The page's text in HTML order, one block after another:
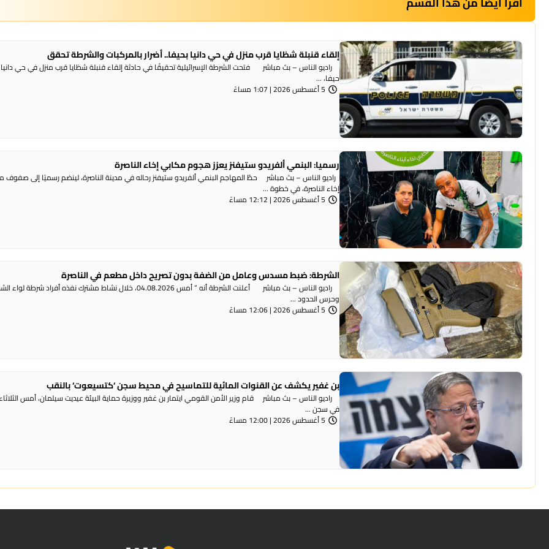
إلقاء قنبلة شظايا قرب منزل في حي دانيا بحيفا.. أضرار بالمركبات والشرطة تحقق
راديو الناس – بث مباشر فتحت الشرطة الإسرائيلية تحقيقًا في حادثة إلقاء قنبلة شظايا قرب منزل في حي دانيا
حيفا، ...
5 أغسطس 2026 | 1:07 مساءً
رسميا: البنمي ألفريدو ستيفنز يعزز هجوم مكابي إخاء الناصرة
راديو الناس – بث مباشر حطّ المهاجم البنمي ألفريدو ستيفنز رحاله في مدينة الناصرة، لينضم رسميًا إلى صفوف
إخاء الناصرة، في خطوة ...
5 أغسطس 2026 | 12:12 مساءً
الشرطة: ضبط مسدس وعامل من الضفة بدون تصريح داخل مطعم في الناصرة
راديو الناس – بث مباشر أعلنت الشرطة أنه ” أمس 04.08.2026، خلال نشاط مشترك نفذه أفراد شرطة
وحرس الحدود ...
5 أغسطس 2026 | 12:06 مساءً
بن غفير يكشف عن القنوات المائية للتماسيح في محيط سجن ‘كتسيعوت‘ بالنقب
راديو الناس – بث مباشر قام وزير الأمن القومي ايتمار بن غفير ووزيرة حماية البيئة عيديت سيلمان، أمس
في سجن ...
5 أغسطس 2026 | 12:00 مساءً